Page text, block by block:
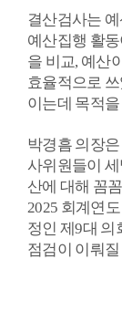
민
광
장
회
의
록
정
보
공
결산검사는
예산집행 활
을 비교, 예산
효율적으로
이는데 목적
박경흠 의장은
사위원들이
산에 대해 꼼
2025 회계연
정인 제9대 의
점검이 이뤄